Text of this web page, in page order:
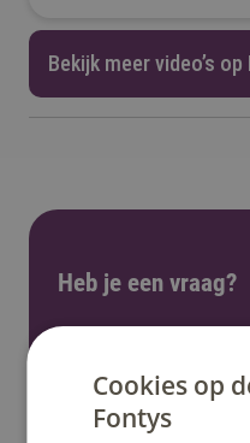
Bekijk meer video’s op
Heb je een vraag?
Telefonisch
Cookies op
Fontys